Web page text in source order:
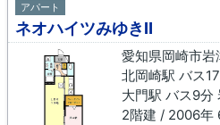
アパート
ネオハイツみゆきⅡ
愛知県岡崎市岩
大門駅 バス9分
2階建 / 2006年